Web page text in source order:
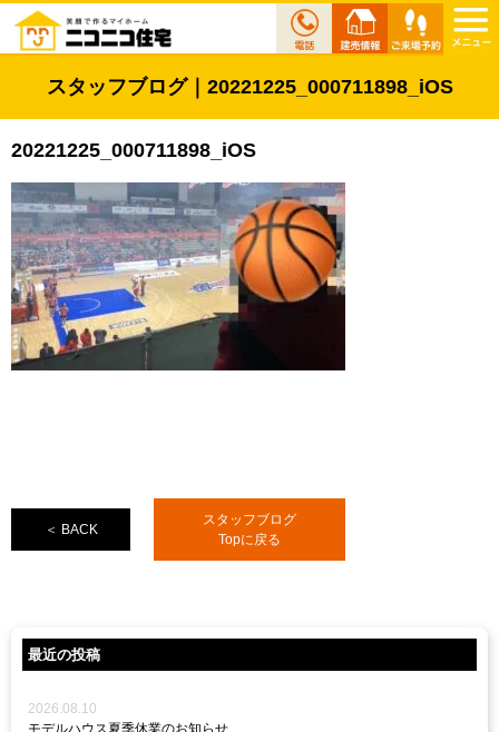
スタッフブログ｜20221225_000711898_iOS
20221225_000711898_iOS
＜ BACK
スタッフブログ
Topに戻る
最近の投稿
2026.08.10
モデルハウス夏季休業のお知らせ